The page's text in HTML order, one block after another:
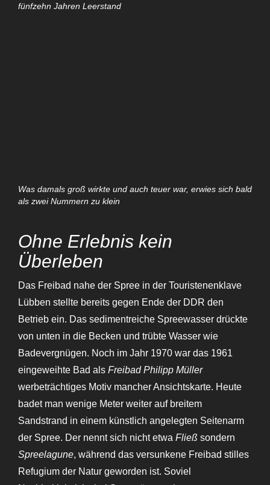
fünfzehn Jahren Leerstand
Was damals groß wirkte und auch teuer war, erwies sich bald
als zwei Nummern zu klein
Ohne Erlebnis kein
Überleben
Das Freibad nahe der Spree in der Touristenenklave
Lübben stellte bereits gegen Ende der DDR den
Betrieb ein. Das sedimentreiche Spreewasser drückte
von unten in die Becken und trübte Wasser wie
Badevergnügen. Noch im Jahr 1970 war das 1961
eingeweihte Bad als Freibad Philipp Müller
werbeträchtiges Motiv mancher Ansichtskarte. Heute
badet man wenige Meter weiter auf breitem
Sandstrand in einem künstlich angelegten Seitenarm
der Spree. Der nennt sich nicht etwa Fließ sondern
Spreelagune, während das versunkene Freibad stilles
Refugium der Natur geworden ist. Soviel